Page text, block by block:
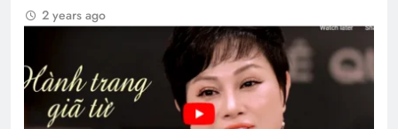
2 years ago